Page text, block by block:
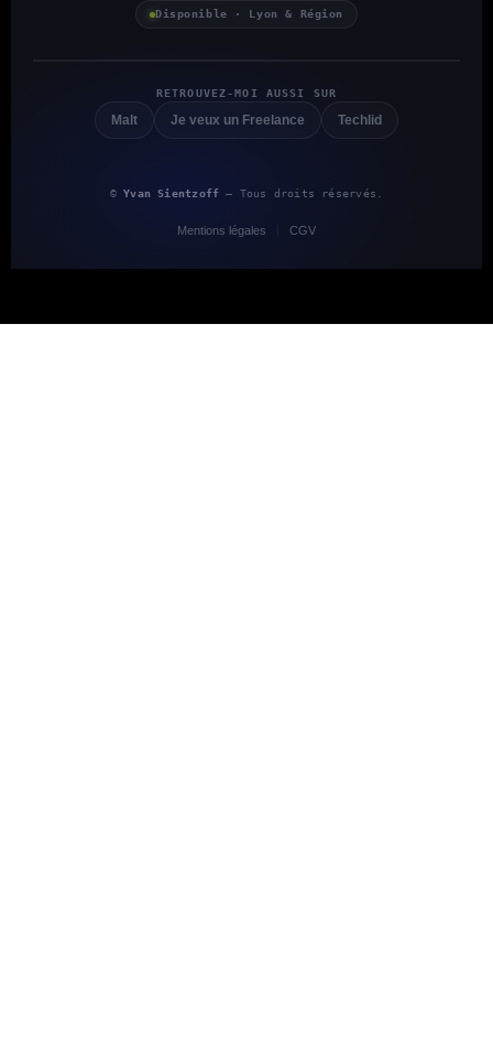
Disponible · Lyon & Région
RETROUVEZ-MOI AUSSI SUR
Malt Je veux un Freelance Techlid
©Yvan Sientzoff — Tous droits réservés.
Mentions légales CGV